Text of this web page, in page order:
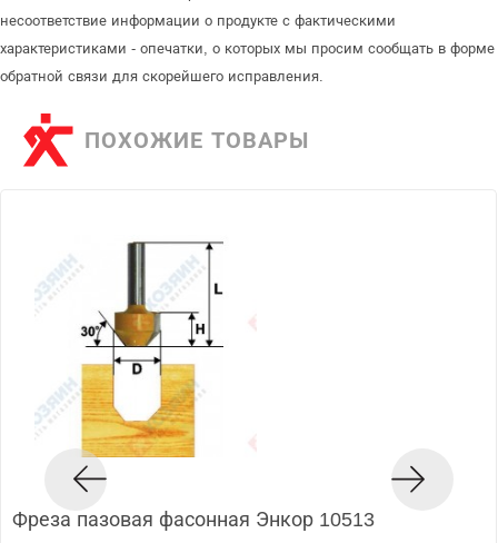
несоответствие информации о продукте с фактическими
характеристиками - опечатки, о которых мы просим сообщать в форме
обратной связи для скорейшего исправления.
ПОХОЖИЕ ТОВАРЫ
Фреза пазовая фасонная Энкор 10513